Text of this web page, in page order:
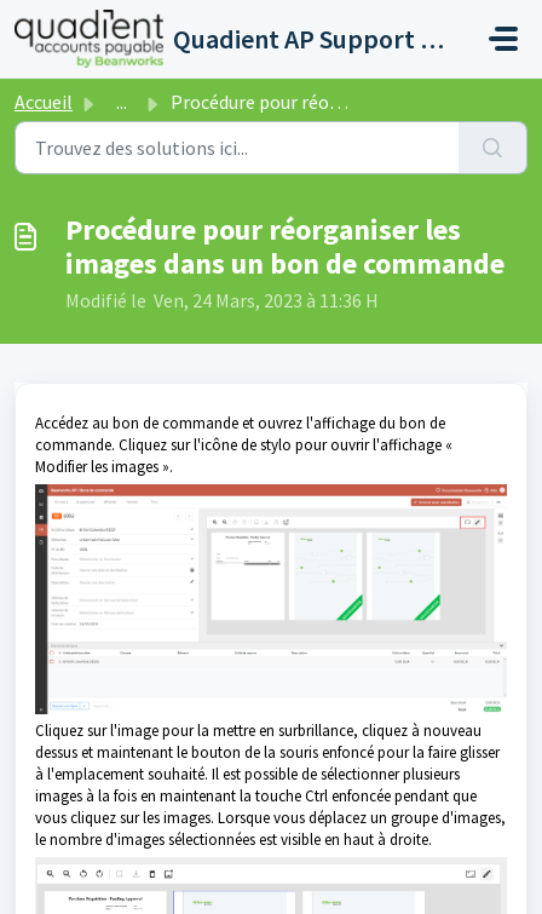
Passer au contenu principal
Quadient AP Support Help Center
Accueil ... Procédure pour réorganiser les images dans un bon de comm...
Procédure pour réorganiser les
images dans un bon de commande
Modifié le Ven, 24 Mars, 2023 à 11:36 H
Accédez au bon de commande et ouvrez l'affichage du bon de
commande. Cliquez sur l'icône de stylo pour ouvrir l'affichage «
Modifier les images ».
Cliquez sur l'image pour la mettre en surbrillance, cliquez à nouveau
dessus et maintenant le bouton de la souris enfoncé pour la faire glisser
à l'emplacement souhaité. Il est possible de sélectionner plusieurs
images à la fois en maintenant la touche Ctrl enfoncée pendant que
vous cliquez sur les images. Lorsque vous déplacez un groupe d'images,
le nombre d'images sélectionnées est visible en haut à droite.